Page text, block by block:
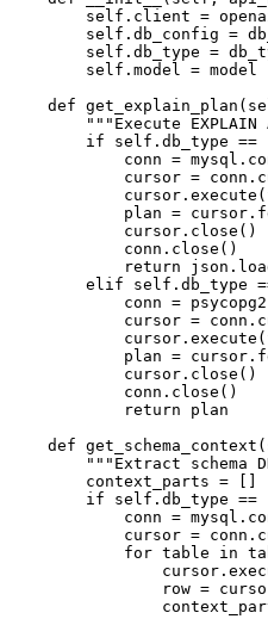
self.client =
self.db_config =
self.db_type =
        self.model = model
def
"""Execute EXPLAIN
if self.db_type ==
conn =
cursor =
plan =
            cursor.close()
            conn.close()
return
elif self.db_type
conn =
cursor =
plan =
            cursor.close()
            conn.close()
            return plan
def
"""Extract schema
        context_parts = []
if self.db_type ==
conn =
cursor =
for table in
row =